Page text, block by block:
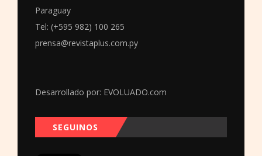
Paraguay
Tel: (+595 982) 100 265
prensa@revistaplus.com.py
Desarrollado por: EVOLUADO.com
SEGUINOS